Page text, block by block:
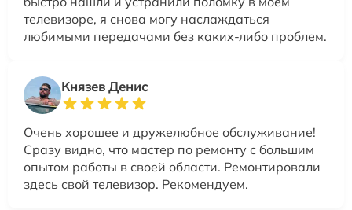
телевизоре, я снова могу наслаждаться
любимыми передачами без каких-либо проблем.
Князев Денис
Очень хорошее и дружелюбное обслуживание!
Сразу видно, что мастер по ремонту с большим
опытом работы в своей области. Ремонтировали
здесь свой телевизор. Рекомендуем.